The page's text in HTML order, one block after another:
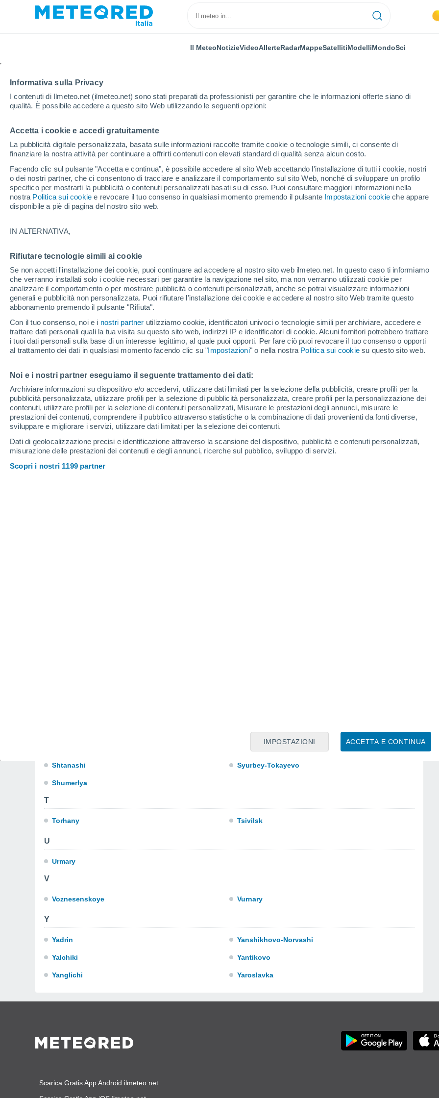
Informativa sulla Privacy
I contenuti di Ilmeteo.net (ilmeteo.net) sono stati preparati da professionisti per garantire che le informazioni offerte siano di
qualità. È possibile accedere a questo sito Web utilizzando le seguenti opzioni:
Accetta i cookie e accedi gratuitamente
La pubblicità digitale personalizzata, basata sulle informazioni raccolte tramite cookie o tecnologie simili, ci consente di
finanziare la nostra attività per continuare a offrirti contenuti con elevati standard di qualità senza alcun costo.
Facendo clic sul pulsante "Accetta e continua", è possibile accedere al sito Web accettando l'installazione di tutti i cookie, nostri
o dei nostri partner, che ci consentono di tracciare e analizzare il comportamento sul sito Web, nonché di sviluppare un profilo
specifico per mostrarti la pubblicità o contenuti personalizzati basati su di esso. Puoi consultare maggiori informazioni nella
nostra Politica sui cookie e revocare il tuo consenso in qualsiasi momento premendo il pulsante Impostazioni cookie che appare
disponibile a piè di pagina del nostro sito web.
IN ALTERNATIVA,
Rifiutare tecnologie simili ai cookie
Se non accetti l'installazione dei cookie, puoi continuare ad accedere al nostro sito web ilmeteo.net. In questo caso ti informiamo
che verranno installati solo i cookie necessari per garantire la navigazione nel sito, ma non verranno utilizzati cookie per
analizzare il comportamento o per mostrare pubblicità o contenuti personalizzati, anche se potrai visualizzare informazioni
generali e pubblicità non personalizzata. Puoi rifiutare l'installazione dei cookie e accedere al nostro sito Web tramite questo
abbonamento premendo il pulsante "Rifiuta".
Con il tuo consenso, noi e i nostri partner utilizziamo cookie, identificatori univoci o tecnologie simili per archiviare, accedere e
trattare dati personali quali la tua visita su questo sito web, indirizzi IP e identificatori di cookie. Alcuni fornitori potrebbero trattare
i tuoi dati personali sulla base di un interesse legittimo, al quale puoi opporti. Per fare ciò puoi revocare il tuo consenso o opporti
al trattamento dei dati in qualsiasi momento facendo clic su "Impostazioni" o nella nostra Politica sui cookie su questo sito web.
Noi e i nostri partner eseguiamo il seguente trattamento dei dati:
Archiviare informazioni su dispositivo e/o accedervi, utilizzare dati limitati per la selezione della pubblicità, creare profili per la
pubblicità personalizzata, utilizzare profili per la selezione di pubblicità personalizzata, creare profili per la personalizzazione dei
contenuti, utilizzare profili per la selezione di contenuti personalizzati, Misurare le prestazioni degli annunci, misurare le
prestazioni dei contenuti, comprendere il pubblico attraverso statistiche o la combinazione di dati provenienti da fonti diverse,
sviluppare e migliorare i servizi, utilizzare dati limitati per la selezione dei contenuti.
Dati di geolocalizzazione precisi e identificazione attraverso la scansione del dispositivo, pubblicità e contenuti personalizzati,
misurazione delle prestazioni dei contenuti e degli annunci, ricerche sul pubblico, sviluppo di servizi.
Scopri i nostri 1199 partner
ACCETTA E CONTINUA
IMPOSTAZIONI
Il MeteoNotizieVideoAllerteRadarMappeSatellitiModelliMondoSci
Home Russia Ciuvascia Località
Il tempo in tutte le località della Ciuvascia
Tutte le località della Ciuvascia
A - Y
A
Alikovo Azim-Sirma
B
Batyrevo
C
Cheboksary Churachiki
Gart
I
Ibresi
Ikkovo
Ishlei
Shtanashi
Shumerlya
Syurbey-Tokayevo
T
Torhany Tsivilsk
U
Urmary
V
Voznesenskoye Vurnary
Y
Yadrin
Yalchiki
Yanglichi
Yanshikhovo-Norvashi
Yantikovo
Yaroslavka
Scarica Gratis App Android ilmeteo.net